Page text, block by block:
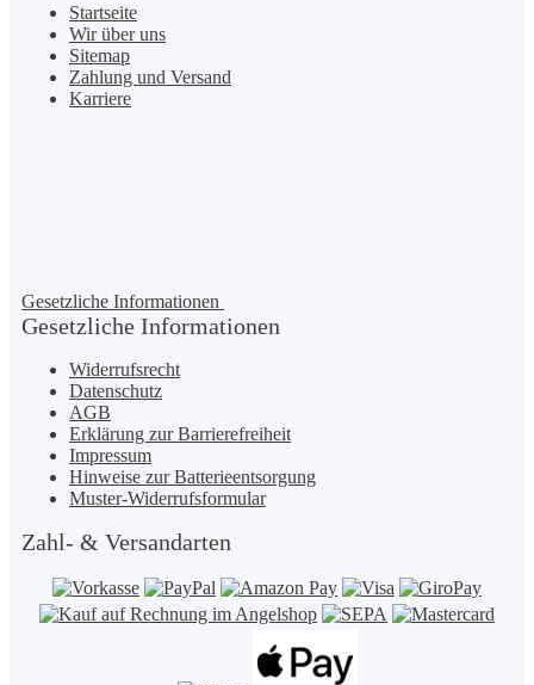
Startseite
Wir über uns
Sitemap
Zahlung und Versand
Karriere
Gesetzliche Informationen
Gesetzliche Informationen
Widerrufsrecht
Datenschutz
AGB
Erklärung zur Barrierefreiheit
Impressum
Hinweise zur Batterieentsorgung
Muster-Widerrufsformular
Zahl- & Versandarten